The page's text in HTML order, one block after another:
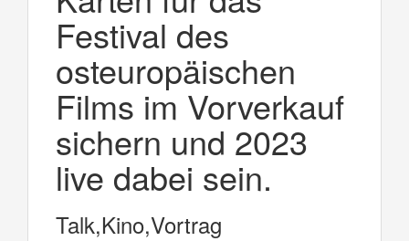
Festival des
osteuropäischen
Films im Vorverkauf
sichern und 2023
live dabei sein.
Talk,Kino,Vortrag